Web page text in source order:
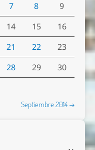
7 8
9
14 15
16
21 22
23
28 29
30
Septiembre 2014 →